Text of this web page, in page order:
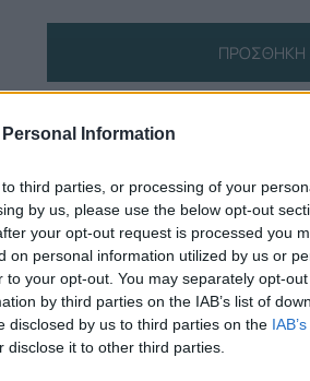
Information
third parties, or processing of your
by us, please use the below opt-out
your opt-out request is processed you
on personal information utilized by us or
your opt-out. You may separately opt-
by third parties on the IAB’s list of
disclosed by us to third parties on the
disclose it to other third parties.
ΠΡΟΣΘΉΚΗ
Πληροφορίες Προϊόντος